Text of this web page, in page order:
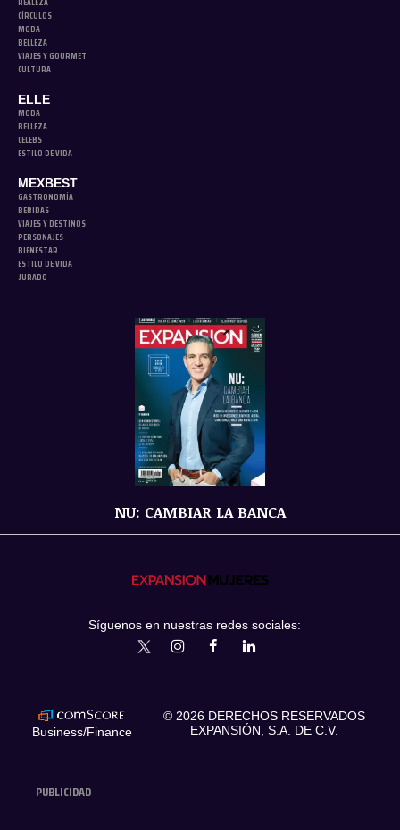
CÍRCULOS
MODA
BELLEZA
VIAJES Y GOURMET
CULTURA
ELLE
MODA
BELLEZA
CELEBS
ESTILO DE VIDA
MEXBEST
GASTRONOMÍA
BEBIDAS
VIAJES Y DESTINOS
PERSONAJES
BIENESTAR
ESTILO DE VIDA
JURADO
NU: CAMBIAR LA BANCA
PUBLICIDAD
Síguenos en nuestras redes sociales:
expansionmxExpansionMex
Business/Finance
© 2026 DERECHOS RESERVADOS
EXPANSIÓN, S.A. DE C.V.